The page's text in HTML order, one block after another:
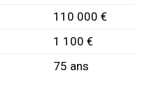
110 000 €
1 100 €
75 ans